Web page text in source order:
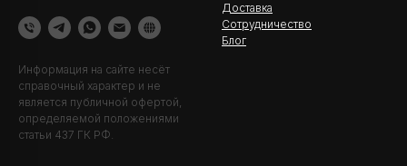
Информация на сайте несёт
справочный характер и не
является публичной офертой,
определяемой положениями
статьи 437 ГК РФ.
Доставка
Сотрудничество
Блог